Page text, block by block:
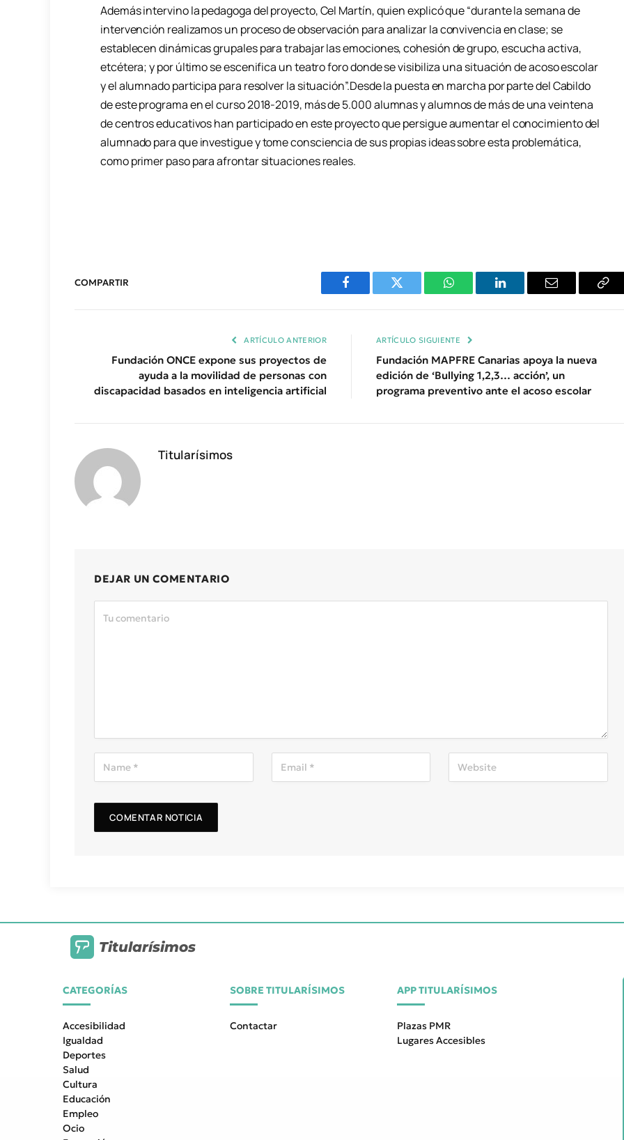
Además intervino la pedagoga del proyecto, Cel Martín, quien explicó que “durante la semana de
intervención realizamos un proceso de observación para analizar la convivencia en clase; se
establecen dinámicas grupales para trabajar las emociones, cohesión de grupo, escucha activa,
etcétera; y por último se escenifica un teatro foro donde se visibiliza una situación de acoso escolar
y el alumnado participa para resolver la situación”.Desde la puesta en marcha por parte del Cabildo
de este programa en el curso 2018-2019, más de 5.000 alumnas y alumnos de más de una veintena
de centros educativos han participado en este proyecto que persigue aumentar el conocimiento del
alumnado para que investigue y tome consciencia de sus propias ideas sobre esta problemática,
como primer paso para afrontar situaciones reales.
COMPARTIR
Facebook Twitter WhatsAppLinkedIn Email
ARTÍCULO ANTERIOR
Fundación ONCE expone sus proyectos de
ayuda a la movilidad de personas con
discapacidad basados en inteligencia artificial
ARTÍCULO SIGUIENTE
Fundación MAPFRE Canarias apoya la nueva
edición de ‘Bullying 1,2,3… acción’, un
programa preventivo ante el acoso escolar
Titularísimos
DEJAR UN COMENTARIO
Titularísimos
CATEGORÍAS
Accesibilidad
Igualdad
Deportes
Salud
Cultura
Educación
Empleo
Ocio
SOBRE TITULARÍSIMOS
Contactar
APP TITULARÍSIMOS
Plazas PMR
Lugares Accesibles